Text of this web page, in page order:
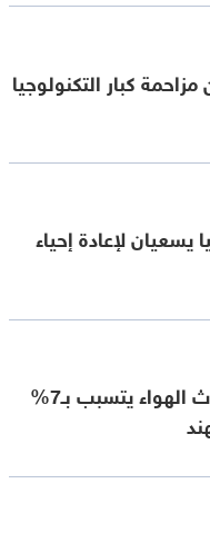
كبار التكنولوجيا
يسعيان لإعادة إحياء
دراسة صادمة.. تلوث الهواء يتسبب بـ7%